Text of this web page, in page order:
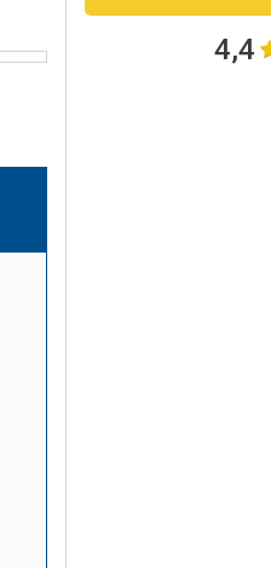
4,4